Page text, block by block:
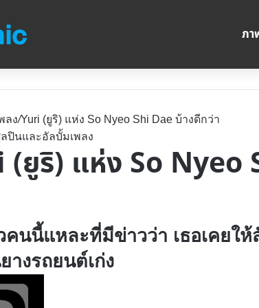
ภ
ลง/Yuri (ยูริ) แห่ง So Nyeo Shi Dae บ้างดีกว่า
ปินและอัลบั้มเพลง
ยูริ) แห่ง So Nyeo
คนนี้แหละที่มีข่าวว่า เธอเคยใ
างรถยนต์เก่ง